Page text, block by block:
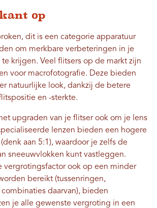
op
dit is een categorie apparatuur
om merkbare verbeteringen in je
krijgen. Veel flitsers op de markt zijn
voor macrofotografie. Deze bieden
natuurlijke look, dankzij de betere
en -sterkte.
upgraden van je flitser ook om je lens
lenzen bieden een hogere
aan 5:1), waardoor je zelfs de
sneeuwvlokken kunt vastleggen.
vergrotingsfactor ook op een minder
bereikt (tussenringen,
daarvan), bieden
je alle gewenste vergroting in een